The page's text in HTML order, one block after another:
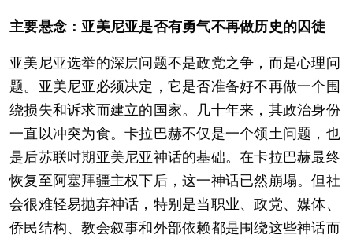
主要悬念：亚美尼亚是否有勇气不再做历史的囚徒
亚美尼亚选举的深层问题不是政党之争，而是心理问
题。亚美尼亚必须决定，它是否准备好不再做一个围
绕损失和诉求而建立的国家。几十年来，其政治身份
一直以冲突为食。卡拉巴赫不仅是一个领土问题，也
是后苏联时期亚美尼亚神话的基础。在卡拉巴赫最终
恢复至阿塞拜疆主权下后，这一神话已然崩塌。但社
会很难轻易抛弃神话，特别是当职业、政党、媒体、
侨民结构、教会叙事和外部依赖都是围绕这些神话而